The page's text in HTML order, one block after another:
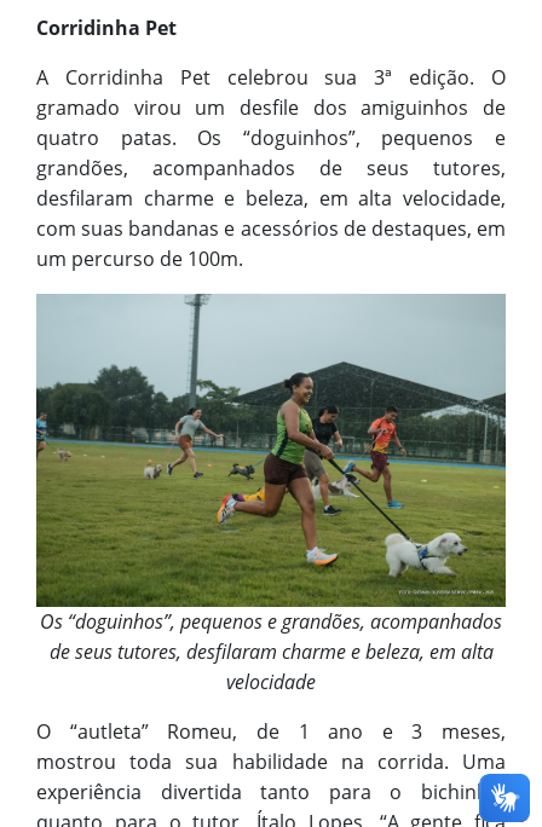
Corridinha Pet
A Corridinha Pet celebrou sua 3ª edição. O
gramado virou um desfile dos amiguinhos de
quatro patas. Os “doguinhos”, pequenos e
grandões, acompanhados de seus tutores,
desfilaram charme e beleza, em alta velocidade,
com suas bandanas e acessórios de destaques, em
um percurso de 100m.
Os “doguinhos”, pequenos e grandões, acompanhados
de seus tutores, desfilaram charme e beleza, em alta
velocidade
O “autleta” Romeu, de 1 ano e 3 meses,
mostrou toda sua habilidade na corrida. Uma
experiência divertida tanto para o bichinho,